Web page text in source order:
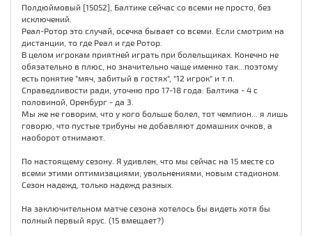
Полдюймовый [15052], Балтике сейчас со всеми не просто, без
исключений.
Реал-Ротор это случай, осечка бывает со всеми. Если смотрим на
дистанции, то где Реал и где Ротор.
В целом игрокам приятней играть при болельщиках. Конечно не
обязательно в плюс, но значительно чаще именно так...поэтому
есть понятие "мяч, забитый в гостях", "12 игрок" и т.п.
Справедливости ради, уточню про 17-18 года: Балтика - 4 с
половиной, Оренбург - да 3.
Мы же не говорим, что у кого больше болел, тот чемпион... я лишь
говорю, что пустые трибуны не добавляют домашних очков, а
наоборот отнимают.
По настоящему сезону. Я удивлен, что мы сейчас на 15 месте со
всеми этими оптимизациями, увольнениями, новым стадионом.
Сезон надежд, только надежд разных.
На заключительном матче сезона хотелось бы видеть хотя бы
полный первый ярус. (15 вмещает?)